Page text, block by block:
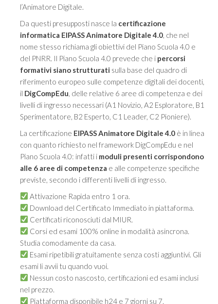
l’Animatore Digitale.
Da questi presupposti nasce la certificazione
informatica EIPASS Animatore Digitale 4.0, che nel
nome stesso richiama gli obiettivi del Piano Scuola 4.0 e
del PNRR. Il Piano Scuola 4.0 prevede che i percorsi
formativi siano strutturati sulla base del quadro di
riferimento europeo sulle competenze digitali dei docenti,
il DigCompEdu, delle relative 6 aree di competenza e dei
livelli di ingresso necessari (A1 Novizio, A2 Esploratore, B1
Sperimentatore, B2 Esperto, C1 Leader, C2 Pioniere).
La certificazione EIPASS Animatore Digitale 4.0è in linea
con quanto richiesto nel framework DigCompEdu e nel
Piano Scuola 4.0: infatti i moduli presenti corrispondono
alle 6 aree di competenza e alle competenze specifiche
previste, secondo i differenti livelli di ingresso.
Attivazione Rapida entro 1 ora.
Download del Certificato Immediato in piattaforma.
Certificati riconosciuti dal MIUR.
Corsi ed esami 100% online in modalità asincrona.
Studia comodamente da casa.
Esami ripetibili gratuitamente senza costi aggiuntivi. Gli
esami li avvii tu quando vuoi.
Nessun costo nascosto, certificazioni ed esami inclusi
nel prezzo.
Piattaforma disponibile h24 e 7 giorni su 7.